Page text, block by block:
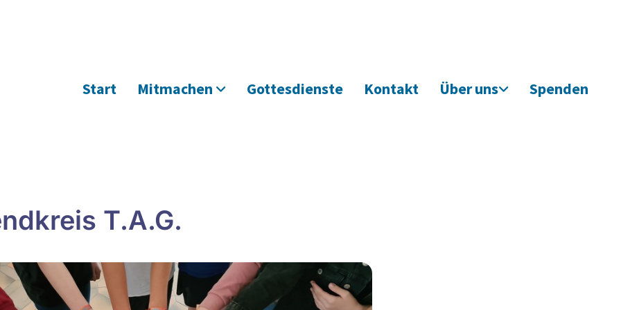
Start Mitmachen Gottesdienste Kontakt Über uns Spenden
T.A.G.